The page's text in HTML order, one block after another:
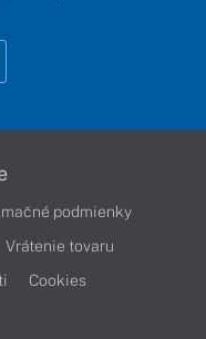
podmienky
Vrátenie tovaru
Cookies